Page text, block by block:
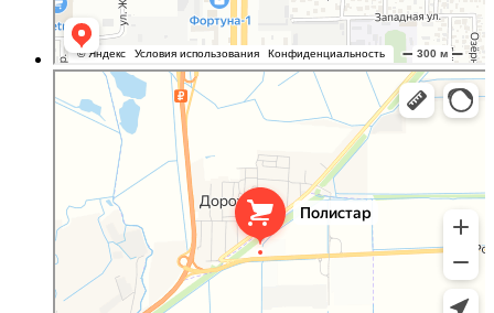
Полистар
Оргстекло, поликарбонат в Ростовской области
Светопрозрачные конструкции в Ростовской области